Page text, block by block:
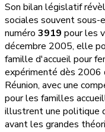
Son bilan législatif
sociales souvent sous-
numéro 3919 pour les
décembre 2005, elle
famille d'accueil pour
expérimenté dès 2006
Réunion, avec une
pour les familles
illustrent une politique
avant les grandes